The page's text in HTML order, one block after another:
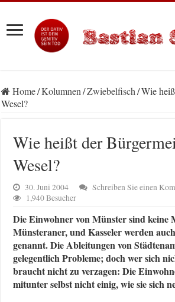
Home/Kolumnen/Zwiebelfisch/Wie
Wesel?
Wie heißt der
Wesel?
30. Juni 2004
Schreiben Sie einen
1,940 Besucher
Die Einwohner von Münster sind keine
Münsteraner, und Kasseler werden
genannt. Die Ableitungen von
gelegentlich Probleme; doch wer sich
braucht nicht zu verzagen: Die
mitunter selbst nicht einig, wie sie sich